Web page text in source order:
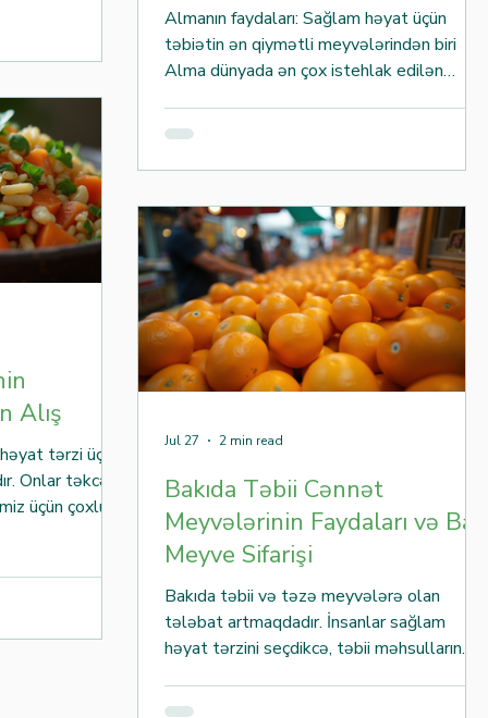
yaşdan
və sonra,
kimi geniş
B6
və lif olan
bir hissəsi kimi
Almanın faydaları: Sağlam həyat üçün
təbiətin ən qiymətli meyvələrindən biri
Alma dünyada ən çox istehlak edilən
qidalanmanın ayrılmaz hissəsi hesab
antioksidantlar və lif sayəsində həm
uşaqlar, həm böyüklər, həm də yaşlı
insanlar üçün gündəlik qidalanmada mühüm
yer tutur. Azərbaycanda alma həm yerli
bağlardan, həm də müxtəlif ölkələrdən
gətirilən keyfiyyətli növlərlə ilboyu
olur.
Alış
tərzi üçün
Onlar təkcə
üçün çoxlu
şəkildə izah
Faydaları
vitaminlər,
Bakıda Təbii Cənnət
Meyvələrinin Faydaları və
Meyve Sifarişi
Bakıda təbii və təzə meyvələrə olan
tələbat artmaqdadır. İnsanlar sağlam
həyat tərzini seçdikcə, təbii məhsulların
mövzuda fikirlərimi bölüşmək istəyirəm. Bu
Jul 27 2 min read